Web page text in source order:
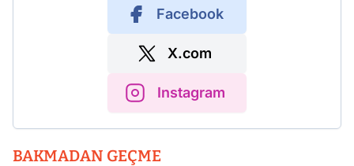
Facebook
X.com
Instagram
BAKMADAN GEÇME